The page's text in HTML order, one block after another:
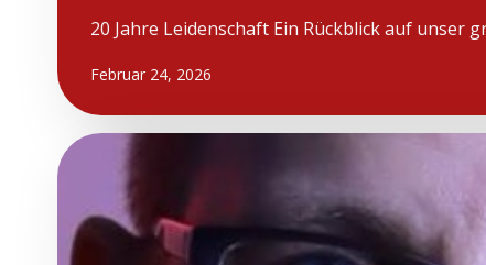
20 Jahre Leidenschaft Ein Rückblick auf unser
Februar 24, 2026